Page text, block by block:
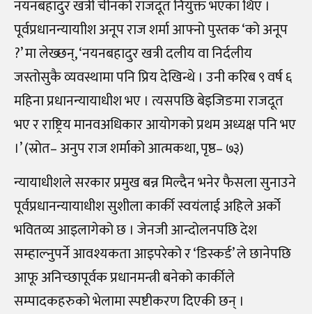
नयनबहादुर खत्री चीनको राजदूत नियुक्त भएका थिए ।
पूर्वप्रधानन्यायाीश अनूप राज शर्मा आफ्नो पुस्तक ‘को अनूप
?’ मा लेख्छन्, ‘नयनबहादुर खत्री दलीय वा निर्दलीय
जस्तोसुकै व्यवस्थामा पनि प्रिय देखिन्थे । उनी करिब ९ वर्ष ६
महिना प्रधानन्यायाधीश भए । त्यसपछि बेइजिङमा राजदूत
भए र राष्ट्रिय मानवअधिकार आयोगको प्रथम अध्यक्ष पनि भए
।’ (स्रोत– अनुप राज शर्माको आत्मकथा, पृष्ठ– ७३)
न्यायाधीशले सरकार प्रमुख बन्न मिल्दैन भनेर फैसला सुनाउने
पूर्वप्रधानन्यायाधीश सुशीला कार्की स्वयंलाई अहिले अर्को
भवितव्य आइलागेको छ । जेनजी आन्दोलनपछि देश
सम्हाल्नुपर्ने आवश्यकता आइपरेको र ‘डिस्कर्ड’ ले छानेपछि
आफू अनिच्छापूर्वक प्रधानमन्त्री बनेको कार्कीले
सम्पादकहरुको भेलामा स्पष्टीकरण दिएकी छन् ।